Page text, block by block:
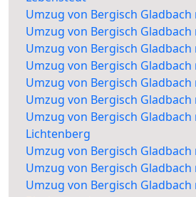
Umzug von Bergisch Gladbach
Umzug von Bergisch
Umzug von Bergisch Gladbach
Umzug von Bergisch Gladbach
Umzug von Bergisch
Umzug von Bergisch Gladbach
Umzug von Bergisch Gladbach
Lichtenberg
Umzug von Bergisch
Umzug von Bergisch Gladbach
Umzug von Bergisch Gladbach